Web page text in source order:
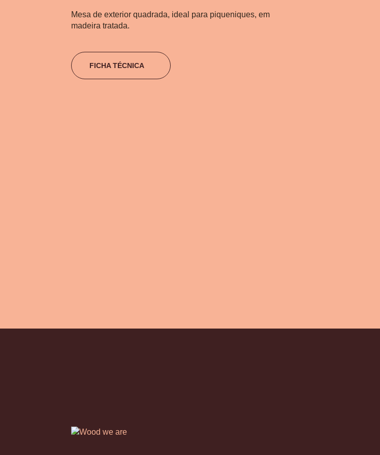
Mesa de exterior quadrada, ideal para piqueniques, em
madeira tratada.
FICHA TÉCNICA